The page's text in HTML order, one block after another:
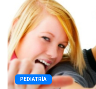
PEDIATRÍA